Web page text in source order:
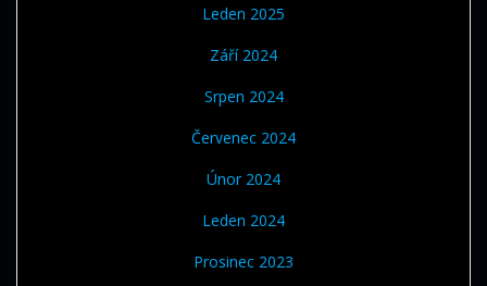
Leden 2025
Září 2024
Srpen 2024
Červenec 2024
Únor 2024
Leden 2024
Prosinec 2023